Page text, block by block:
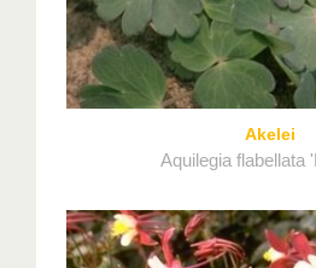
Akelei
Aquilegia flabellata